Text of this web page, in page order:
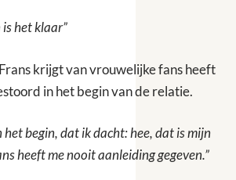
het klaar”
krijgt van vrouwelijke fans heeft
in het begin van de relatie.
het begin, dat ik dacht: hee, dat is mijn
heeft me nooit aanleiding gegeven.”